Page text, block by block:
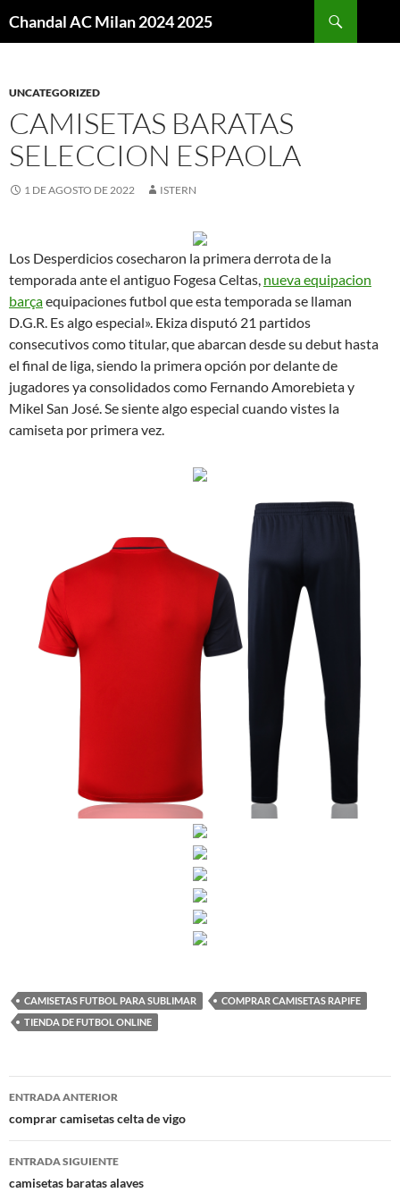
Chandal AC Milan 2024 2025
UNCATEGORIZED
CAMISETAS BARATAS
SELECCION ESPAOLA
1 DE AGOSTO DE 2022 ISTERN
Los Desperdicios cosecharon la primera derrota de la
temporada ante el antiguo Fogesa Celtas, nueva equipacion
barçaequipaciones futbol que esta temporada se llaman
D.G.R. Es algo especial». Ekiza disputó 21 partidos
consecutivos como titular, que abarcan desde su debut hasta
el final de liga, siendo la primera opción por delante de
jugadores ya consolidados como Fernando Amorebieta y
Mikel San José. Se siente algo especial cuando vistes la
camiseta por primera vez.
CAMISETAS FUTBOL PARA SUBLIMAR
COMPRAR CAMISETAS RAPIFE
TIENDA DE FUTBOL ONLINE
Navegación
de
entradas
ENTRADA ANTERIOR
comprar camisetas celta de vigo
ENTRADA SIGUIENTE
camisetas baratas alaves